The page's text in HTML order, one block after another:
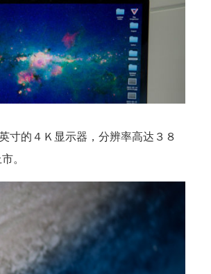
寸的４Ｋ显示器，分辨率高达３８
。